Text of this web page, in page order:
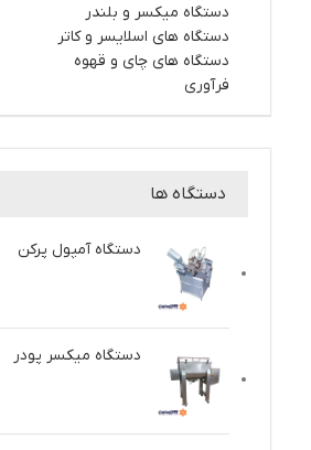
دستگاه میکسر و بلندر
دستگاه های اسلایسر و کاتر
دستگاه های چای و قهوه
فرآوری
دستگاه ها
دستگاه آمپول پرکن
دستگاه میکسر پودر